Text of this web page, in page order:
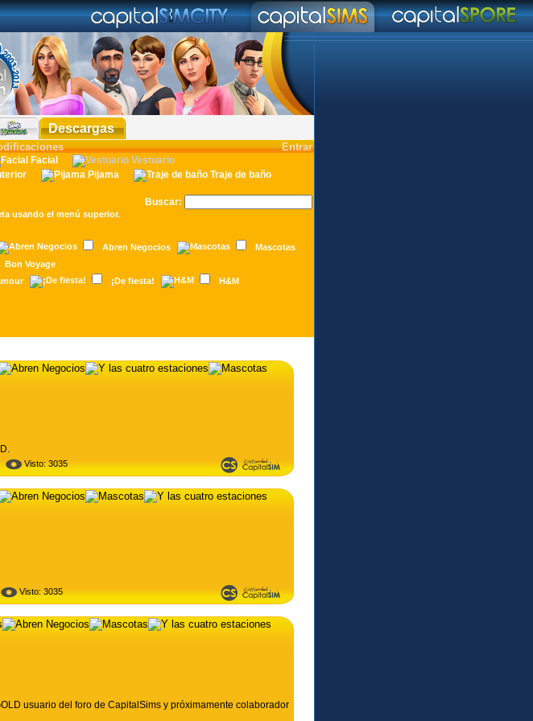
Descargas
Entrar
Facial
Vestuario
Pijama
Traje de baño
Buscar:
usando el menú superior.
Abren Negocios
Mascotas
Bon Voyage
¡De fiesta!
H&M
Visto: 3035
Visto: 3035
usuario del foro de CapitalSims y próximamente colaborador